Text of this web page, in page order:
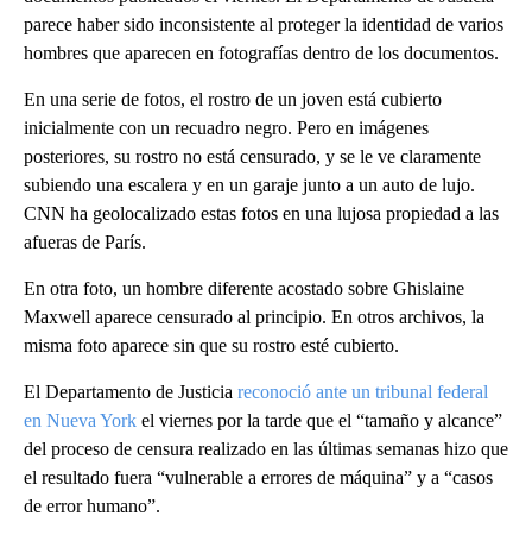
parece haber sido inconsistente al proteger la identidad de varios
hombres que aparecen en fotografías dentro de los documentos.
En una serie de fotos, el rostro de un joven está cubierto
inicialmente con un recuadro negro. Pero en imágenes
posteriores, su rostro no está censurado, y se le ve claramente
subiendo una escalera y en un garaje junto a un auto de lujo.
CNN ha geolocalizado estas fotos en una lujosa propiedad a las
afueras de París.
En otra foto, un hombre diferente acostado sobre Ghislaine
Maxwell aparece censurado al principio. En otros archivos, la
misma foto aparece sin que su rostro esté cubierto.
El Departamento de Justicia reconoció ante un tribunal federal
en Nueva York el viernes por la tarde que el “tamaño y alcance”
del proceso de censura realizado en las últimas semanas hizo que
el resultado fuera “vulnerable a errores de máquina” y a “casos
de error humano”.